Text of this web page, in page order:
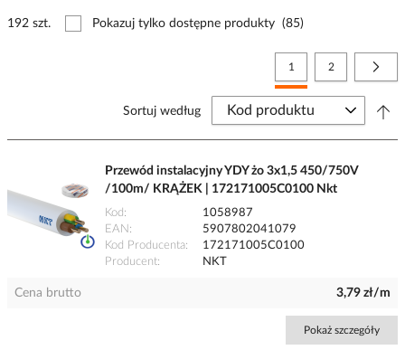
192 szt. Pokazuj tylko dostępne produkty (85)
Strona
Aktualnie czytasz stronę
1 Strona
2
Sortuj według
Przewód instalacyjny YDY żo 3x1,5 450/750V
/100m/ KRĄŻEK | 172171005C0100 Nkt
Kod
1058987
EAN
5907802041079
Kod Producenta
172171005C0100
Producent
NKT
Cena brutto 3,79 zł/m
Pokaż szczegóły